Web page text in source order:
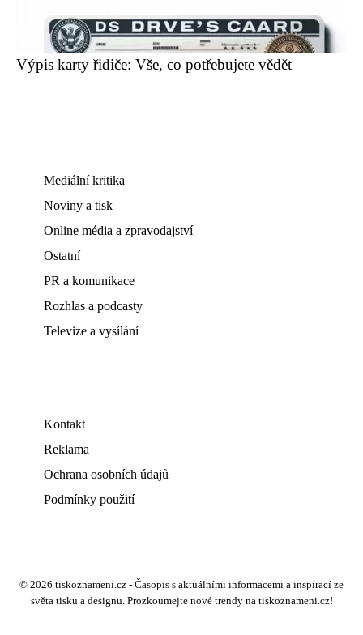
Výpis karty řidiče: Vše, co potřebujete vědět
Mediální kritika
Noviny a tisk
Online média a zpravodajství
Ostatní
PR a komunikace
Rozhlas a podcasty
Televize a vysílání
Kontakt
Reklama
Ochrana osobních údajů
Podmínky použití
© 2026 tiskoznameni.cz - Časopis s aktuálními informacemi a inspirací ze
světa tisku a designu. Prozkoumejte nové trendy na tiskoznameni.cz!